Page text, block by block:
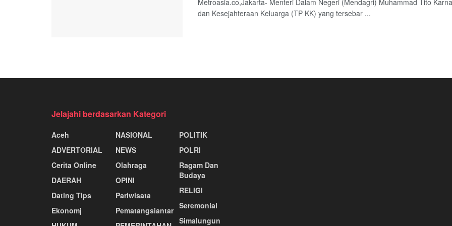
dan Kesejahteraan Keluarga (TP KK) yang tersebar ...
Jelajahi berdasarkan Kategori
Aceh
ADVERTORIAL
Cerita Online
DAERAH
Dating Tips
Ekonomj
NASIONAL
NEWS
Olahraga
OPINI
Pariwisata
Pematangsiantar
POLITIK
POLRI
Ragam Dan
Budaya
RELIGI
Seremonial
Simalungun